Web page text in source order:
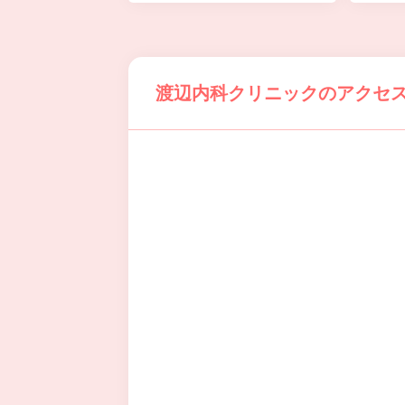
渡辺内科クリニックのアクセ